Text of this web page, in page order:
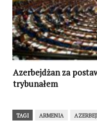
Azerbejdżan za
trybunałem
TAGI ARMENIA